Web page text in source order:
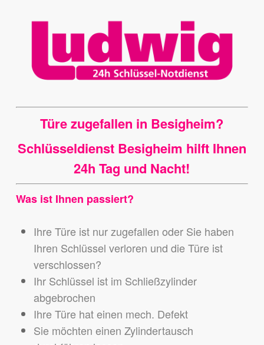
Türe zugefallen in Besigheim?
Schlüsseldienst Besigheim hilft Ihnen
24h Tag und Nacht!
Was ist Ihnen passiert?
Ihre Türe ist nur zugefallen oder Sie haben
Ihren Schlüssel verloren und die Türe ist
verschlossen?
Ihr Schlüssel ist im Schließzylinder
abgebrochen
Ihre Türe hat einen mech. Defekt
Sie möchten einen Zylindertausch